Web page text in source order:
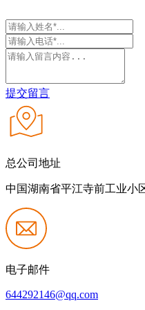
提交留言
总公司地址
中国湖南省平江寺前工业小
电子邮件
644292146@qq.com